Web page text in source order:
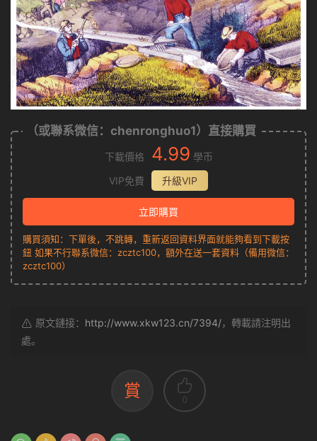
（或聯系微信：chenronghuo1）直接購買
下載價格 4.99 學币
VIP免費
升級VIP
立即購買
購買須知：下單後，不跳轉，重新返回資料界面就能夠看到下載按
鈕 如果不行聯系微信：zcztc100，額外在送一套資料（備用微信：
zcztc100）
原文鏈接： http://www.xkw123.cn/7394/，轉載請注明出
處。
賞 0